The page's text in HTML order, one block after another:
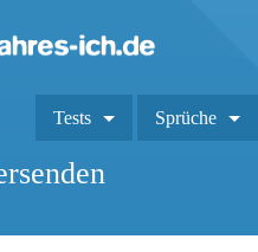
Tests Sprüche